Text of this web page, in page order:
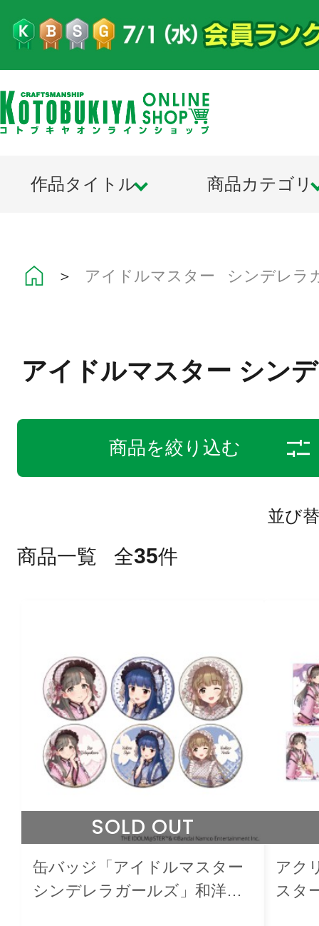
作品タイトル 商品カテゴリ
＞ アイドルマスター シンデレラ
アイドルマスター シン
商品を絞り込む
並び
商品一覧 全35件
SOLD OUT
缶バッジ「アイドルマスター
シンデレラガールズ」和洋可
アク
スタ